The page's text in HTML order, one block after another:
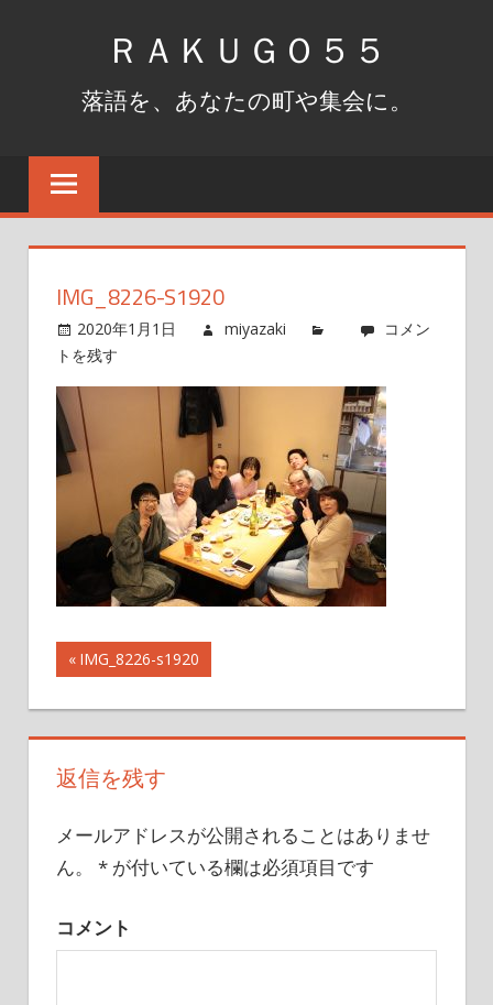
ス
ＲＡＫＵＧＯ５５
落語を、あなたの町や集会に。
IMG_8226-S1920
2020年1月1日 miyazaki
コメン
トを残す
投
稿
ナ
ゲ
シ
前
の
記
事:
IMG_8226-s1920
返信を残す
メールアドレスが公開されることはありませ
ん。
* が付いている欄は必須項目です
コメント